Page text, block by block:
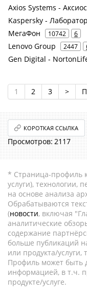
Axios Systems -
Kaspersky -
МегаФон 10742 6
Lenovo Group 2447
Gen Digital -
1 2 3 >
КОРОТКАЯ ССЫЛКА
2117
* Страница-профиль
услуги), технологии,
на основе анализа
Обрабатываются
(новости, включая
аналитические
содержание
больше публикаций
или продукта/
Профиль может быть
информацией, в т.ч.
продукте/услуге.